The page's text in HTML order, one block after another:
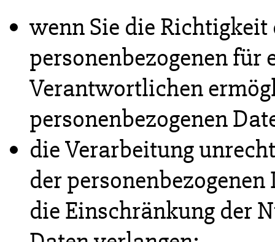
wenn Sie die Richtigkeit
personenbezogenen für
Verantwortlichen
personenbezogenen
die Verarbeitung
der
die Einschränkung der